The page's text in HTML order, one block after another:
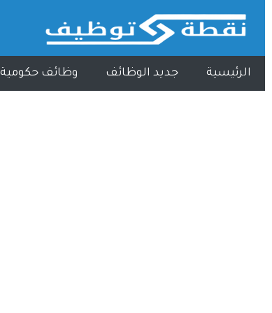
الرئيسية جديد الوظائف وظائف حكومية